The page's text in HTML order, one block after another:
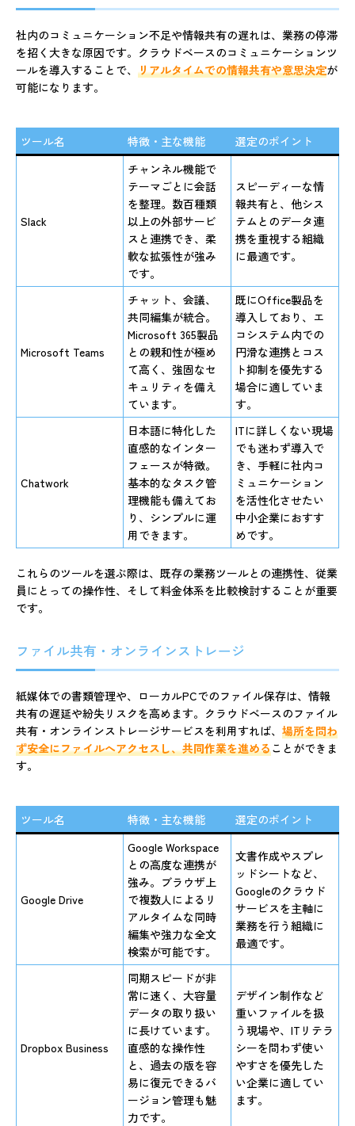
社内のコミュニケーション不足や情報共有の遅れは、業務の停滞
を招く大きな原因です。クラウドベースのコミュニケーションツ
ールを導入することで、 リアルタイムでの情報共有や意思決定が
可能になります。
ツール名 特徴・主な機能 選定のポイント
Slack
チャンネル機能で
テーマごとに会話
を整理。数百種類
以上の外部サービ
スと連携でき、柔
軟な拡張性が強み
です。
スピーディーな情
報共有と、他シス
テムとのデータ連
携を重視する組織
に最適です。
Microsoft Teams
チャット、会議、
共同編集が統合。
Microsoft 365製品
との親和性が極め
て高く、強固なセ
キュリティを備え
ています。
既にOffice製品を
導入しており、エ
コシステム内での
円滑な連携とコス
ト抑制を優先する
場合に適していま
す。
Chatwork
日本語に特化した
直感的なインター
フェースが特徴。
基本的なタスク管
理機能も備えてお
り、シンプルに運
用できます。
ITに詳しくない現場
でも迷わず導入で
き、手軽に社内コ
ミュニケーション
を活性化させたい
中小企業におすす
めです。
これらのツールを選ぶ際は、既存の業務ツールとの連携性、従業
員にとっての操作性、そして料金体系を比較検討することが重要
です。
ファイル共有・オンラインストレージ
紙媒体での書類管理や、ローカルPCでのファイル保存は、情報
共有の遅延や紛失リスクを高めます。クラウドベースのファイル
共有・オンラインストレージサービスを利用すれば、 場所を問わ
ず安全にファイルへアクセスし、共同作業を進めることができま
す。
ツール名 特徴・主な機能 選定のポイント
Google Drive
Google Workspace
との高度な連携が
強み。ブラウザ上
で複数人によるリ
アルタイムな同時
編集や強力な全文
検索が可能です。
文書作成やスプレ
ッドシートなど、
Googleのクラウド
サービスを主軸に
業務を行う組織に
最適です。
Dropbox Business
同期スピードが非
常に速く、大容量
データの取り扱い
に長けています。
直感的な操作性
と、過去の版を容
易に復元できるバ
ージョン管理も魅
力です。
デザイン制作など
重いファイルを扱
う現場や、ITリテラ
シーを問わず使い
やすさを優先した
い企業に適してい
ます。